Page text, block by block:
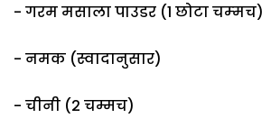
- गरम मसाला पाउडर (1 छोटा चम्‍मच)
- नमक (स्वादानुसार)
- चीनी (2 चम्मच)